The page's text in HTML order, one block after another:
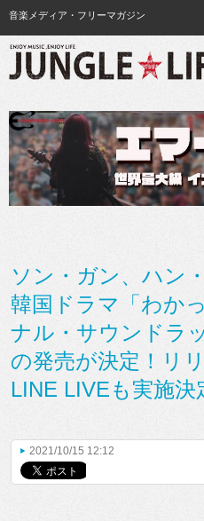
音楽メディア・フリーマガジン
ソン・ガン、ハン
韓国ドラマ「わか
ナル・サウンドラ
の発売が決定！リ
LINE LIVEも実施決
2021/10/15 12:12